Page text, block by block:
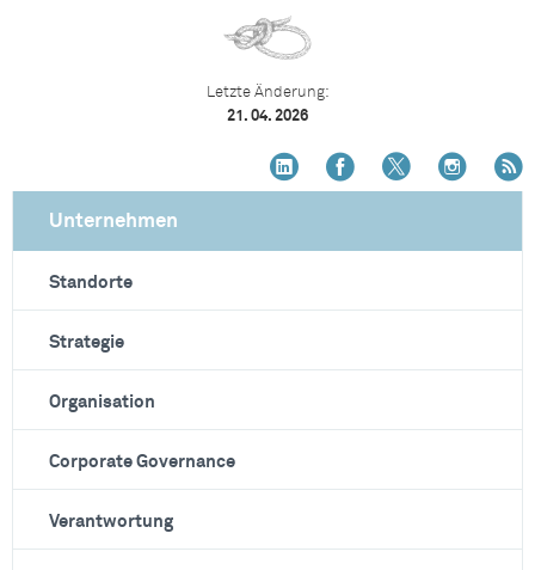
Letzte Änderung:
21. 04. 2026
Unternehmen
Standorte
Strategie
Organisation
Corporate Governance
Verantwortung